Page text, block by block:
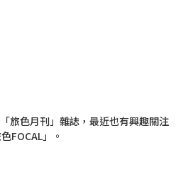
旅色月刊」雜誌，最近也有興趣關注
FOCAL」。